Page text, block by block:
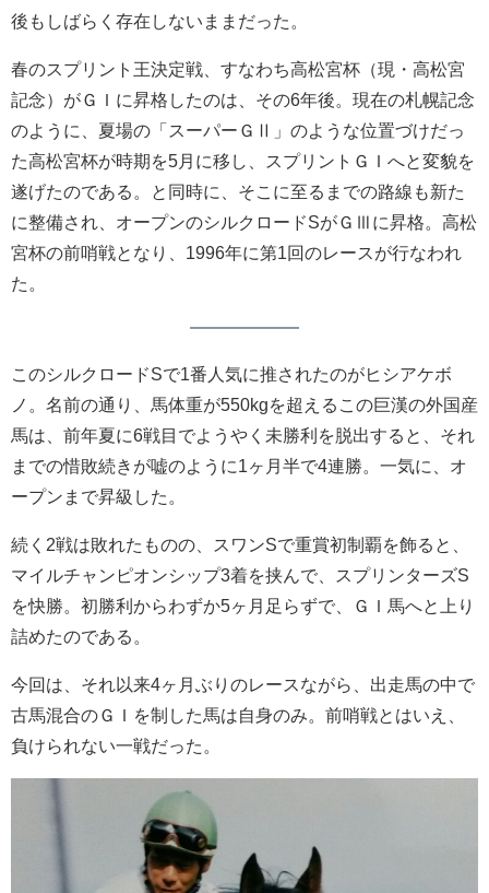
後もしばらく存在しないままだった。
春のスプリント王決定戦、すなわち高松宮杯（現・高松宮
記念）がＧＩに昇格したのは、その6年後。現在の札幌記念
のように、夏場の「スーパーＧⅡ」のような位置づけだっ
た高松宮杯が時期を5月に移し、スプリントＧＩへと変貌を
遂げたのである。と同時に、そこに至るまでの路線も新た
に整備され、オープンのシルクロードSがＧⅢに昇格。高松
宮杯の前哨戦となり、1996年に第1回のレースが行なわれ
た。
このシルクロードSで1番人気に推されたのがヒシアケボ
ノ。名前の通り、馬体重が550kgを超えるこの巨漢の外国産
馬は、前年夏に6戦目でようやく未勝利を脱出すると、それ
までの惜敗続きが嘘のように1ヶ月半で4連勝。一気に、オ
ープンまで昇級した。
続く2戦は敗れたものの、スワンSで重賞初制覇を飾ると、
マイルチャンピオンシップ3着を挟んで、スプリンターズS
を快勝。初勝利からわずか5ヶ月足らずで、ＧＩ馬へと上り
詰めたのである。
今回は、それ以来4ヶ月ぶりのレースながら、出走馬の中で
古馬混合のＧＩを制した馬は自身のみ。前哨戦とはいえ、
負けられない一戦だった。